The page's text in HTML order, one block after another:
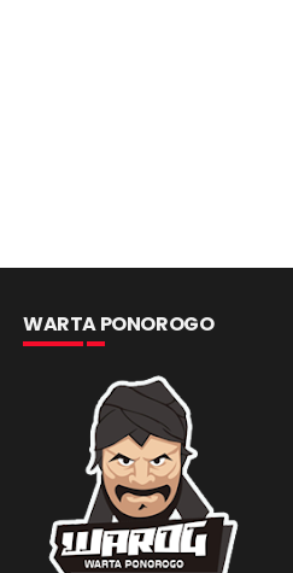
WARTA PONOROGO